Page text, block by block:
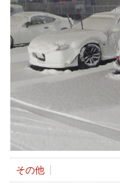
その他